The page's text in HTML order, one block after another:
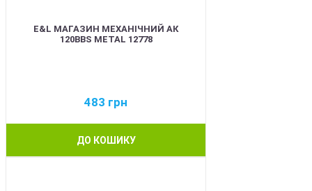
E&L МАГАЗИН МЕХАНІЧНИЙ АК
120BBS METAL 12778
483 грн
ДО КОШИКУ